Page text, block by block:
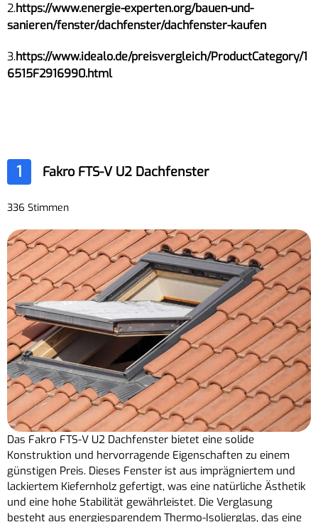
2.https://www.energie-experten.org/bauen-und-
sanieren/fenster/dachfenster/dachfenster-kaufen
3.https://www.idealo.de/preisvergleich/ProductCategory/1
6515F2916990.html
1 Fakro FTS-V U2 Dachfenster
336 Stimmen
Das Fakro FTS-V U2 Dachfenster bietet eine solide
Konstruktion und hervorragende Eigenschaften zu einem
günstigen Preis. Dieses Fenster ist aus imprägniertem und
lackiertem Kiefernholz gefertigt, was eine natürliche Ästhetik
und eine hohe Stabilität gewährleistet. Die Verglasung
besteht aus energiesparendem Thermo-Isolierglas, das eine